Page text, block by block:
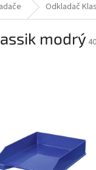
Odkladač
modrý